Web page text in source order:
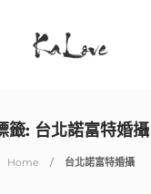
籤: 台北諾富特婚攝
Home 台北諾富特婚攝